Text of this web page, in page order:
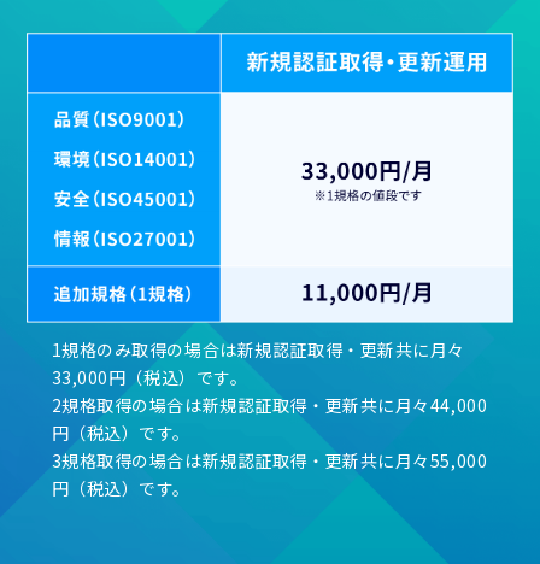
1規格のみ取得の場合は新規認証取得・更新共に月々
33,000円（税込）です。
2規格取得の場合は新規認証取得・更新共に月々44,000
円（税込）です。
3規格取得の場合は新規認証取得・更新共に月々55,000
円（税込）です。